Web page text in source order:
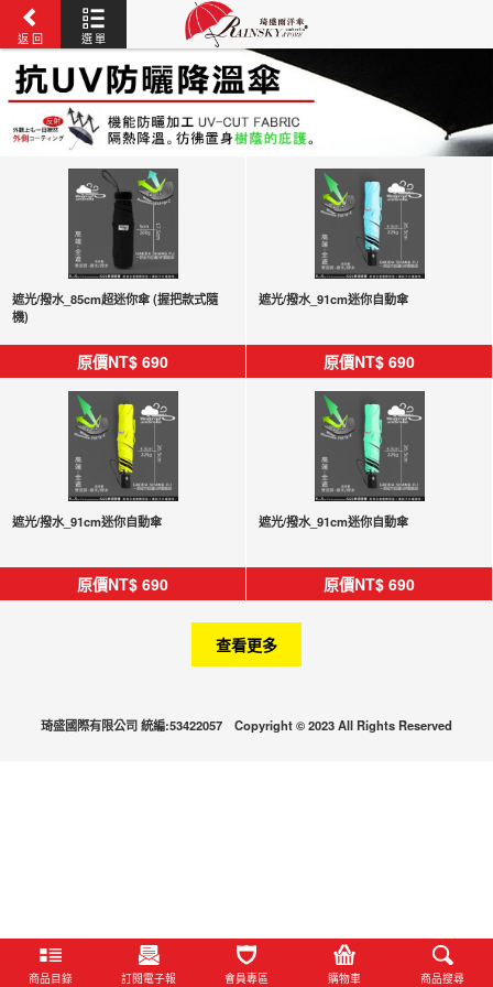
返 回 選 單
遮光/撥水_85cm超迷你傘 (握把款式隨
機)
原價NT$ 690
遮光/撥水_91cm迷你自動傘
原價NT$ 690
遮光/撥水_91cm迷你自動傘
原價NT$ 690
遮光/撥水_91cm迷你自動傘
原價NT$ 690
查看更多
琦盛國際有限公司 統編:53422057 Copyright © 2023 All Rights Reserved
商品目錄 訂閱電子報 會員專區 購物車 商品搜尋